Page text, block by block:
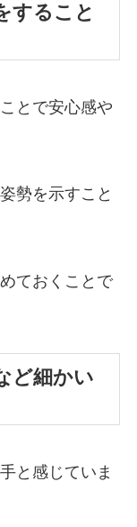
すること
とで安心感や
勢を示すこと
ておくことで
ど細かい
と感じていま